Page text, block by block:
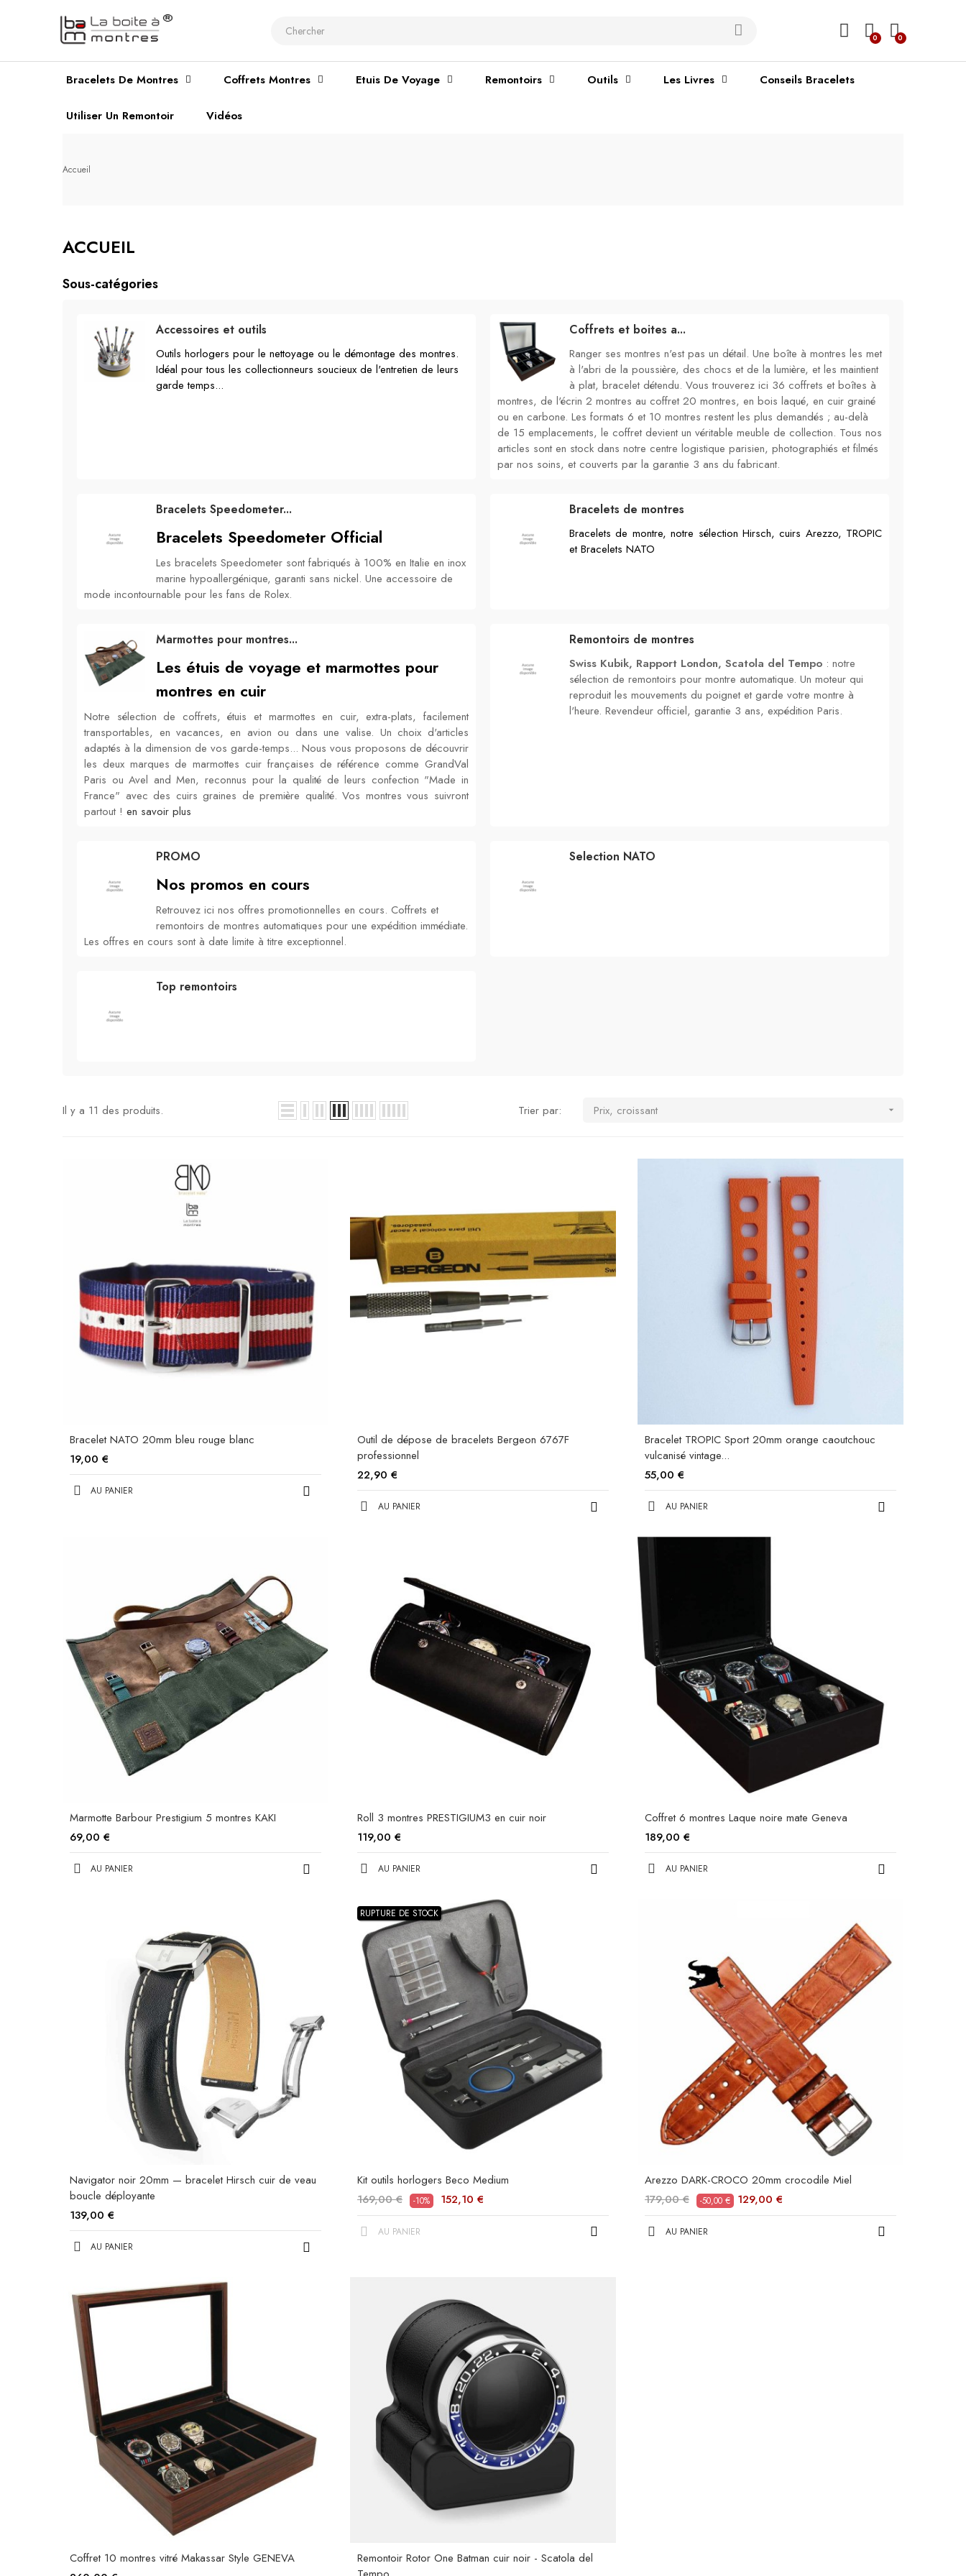
0 0
Bracelets De Montres Coffrets Montres Etuis De Voyage Remontoirs Outils Les Livres Conseils Bracelets
Utiliser Un Remontoir Vidéos
Accueil
ACCUEIL
Sous-catégories
Accessoires et outils
Outils horlogers pour le nettoyage ou le démontage des montres.
Idéal pour tous les collectionneurs soucieux de l'entretien de leurs
garde temps...
Coffrets et boites a...
Ranger ses montres n'est pas un détail. Une boîte à montres les met
à l'abri de la poussière, des chocs et de la lumière, et les maintient
à plat, bracelet détendu. Vous trouverez ici 36 coffrets et boîtes à
montres, de l'écrin 2 montres au coffret 20 montres, en bois laqué, en cuir grainé
ou en carbone. Les formats 6 et 10 montres restent les plus demandés ; au-delà
de 15 emplacements, le coffret devient un véritable meuble de collection. Tous nos
articles sont en stock dans notre centre logistique parisien, photographiés et filmés
par nos soins, et couverts par la garantie 3 ans du fabricant.
Bracelets Speedometer...
Bracelets Speedometer Official
Les bracelets Speedometer sont fabriqués à 100% en Italie en inox
marine hypoallergénique, garanti sans nickel. Une accessoire de
mode incontournable pour les fans de Rolex.
Bracelets de montres
Bracelets de montre, notre sélection Hirsch, cuirs Arezzo, TROPIC
et Bracelets NATO
Marmottes pour montres...
Les étuis de voyage et marmottes pour
montres en cuir
Notre sélection de coffrets, étuis et marmottes en cuir, extra-plats, facilement
transportables, en vacances, en avion ou dans une valise. Un choix d'articles
adaptés à la dimension de vos garde-temps... Nous vous proposons de découvrir
les deux marques de marmottes cuir françaises de référence comme GrandVal
Paris ou Avel and Men, reconnus pour la qualité de leurs confection "Made in
France" avec des cuirs graines de première qualité. Vos montres vous suivront
partout ! en savoir plus
Remontoirs de montres
Swiss Kubik, Rapport London, Scatola del Tempo : notre
sélection de remontoirs pour montre automatique. Un moteur qui
reproduit les mouvements du poignet et garde votre montre à
l'heure. Revendeur officiel, garantie 3 ans, expédition Paris.
PROMO
Nos promos en cours
Retrouvez ici nos offres promotionnelles en cours. Coffrets et
remontoirs de montres automatiques pour une expédition immédiate.
Les offres en cours sont à date limite à titre exceptionnel.
Selection NATO
Top remontoirs
Il y a 11 des produits. Trier par: Prix, croissant 
Bracelet NATO 20mm bleu rouge blanc
19,00 €
AU PANIER
Outil de dépose de bracelets Bergeon 6767F
professionnel
22,90 €
AU PANIER
Bracelet TROPIC Sport 20mm orange caoutchouc
vulcanisé vintage...
55,00 €
AU PANIER
Marmotte Barbour Prestigium 5 montres KAKI
69,00 €
AU PANIER
Roll 3 montres PRESTIGIUM3 en cuir noir
119,00 €
AU PANIER
Coffret 6 montres Laque noire mate Geneva
189,00 €
AU PANIER
Navigator noir 20mm — bracelet Hirsch cuir de veau
boucle déployante
139,00 €
AU PANIER
RUPTURE DE STOCK
Kit outils horlogers Beco Medium
169,00 €
-10% 152,10 €
AU PANIER
Arezzo DARK-CROCO 20mm crocodile Miel
179,00 €
-50,00 € 129,00 €
AU PANIER
Coffret 10 montres vitré Makassar Style GENEVA
Remontoir Rotor One Batman cuir noir - Scatola del